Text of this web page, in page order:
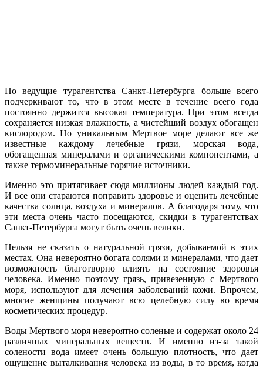
Но ведущие турагентства Санкт-Петербурга больше всего
подчеркивают то, что в этом месте в течение всего года
постоянно держится высокая температура. При этом всегда
сохраняется низкая влажность, а чистейший воздух обогащен
кислородом. Но уникальным Мертвое море делают все же
известные каждому лечебные грязи, морская вода,
обогащенная минералами и органическими компонентами, а
также термоминеральные горячие источники.
Именно это притягивает сюда миллионы людей каждый год.
И все они стараются поправить здоровье и оценить лечебные
качества солнца, воздуха и минералов. А благодаря тому, что
эти места очень часто посещаются, скидки в турагентствах
Санкт-Петербурга могут быть очень велики.
Нельзя не сказать о натуральной грязи, добываемой в этих
местах. Она невероятно богата солями и минералами, что дает
возможность благотворно влиять на состояние здоровья
человека. Именно поэтому грязь, привезенную с Мертвого
моря, используют для лечения заболеваний кожи. Впрочем,
многие женщины получают всю целебную силу во время
косметических процедур.
Воды Мертвого моря невероятно соленые и содержат около 24
различных минеральных веществ. И именно из-за такой
солености вода имеет очень большую плотность, что дает
ощущение выталкивания человека из воды, в то время, когда